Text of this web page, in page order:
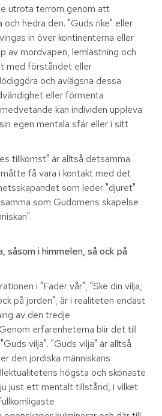
utrota terrorn genom att
och hedra den. "Guds rike" eller
in över kontinenterna eller
av mordvapen, lemlästning och
med förståndet eller
och avlägsna dessa
eller förmenta
kan individen uppleva
egen mentala sfär eller i sitt
tillkomst" är alltså detsamma
få vara i kontakt med det
som leder "djuret"
som Gudomens skapelse
såsom i himmelen, så ock på
i "Fader vår", "Ske din vilja,
på jorden", är i realiteten endast
av den tredje
erfarenheterna blir det till
vilja". "Guds vilja" är alltså
den jordiska människans
högsta och skönaste
just ett mentalt tillstånd, i vilket